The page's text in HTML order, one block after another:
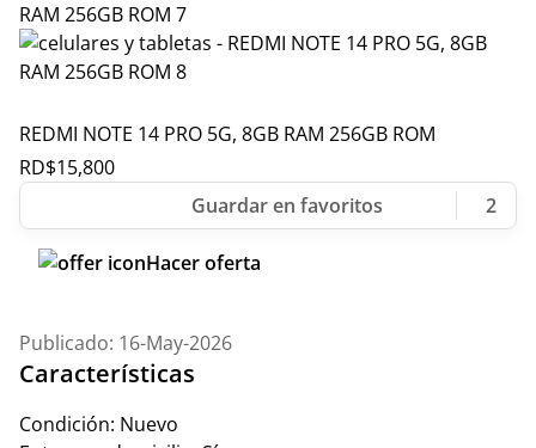
REDMI NOTE 14 PRO 5G, 8GB RAM 256GB ROM
RD$15,800
2
Hacer oferta
Publicado: 16-May-2026
Características
Condición: Nuevo